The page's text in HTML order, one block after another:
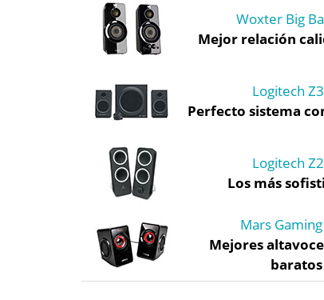
Woxter Big
Mejor relación
Logitech
Perfecto sistema
Logitech
Los más
Mars Gaming
Mejores
baratos